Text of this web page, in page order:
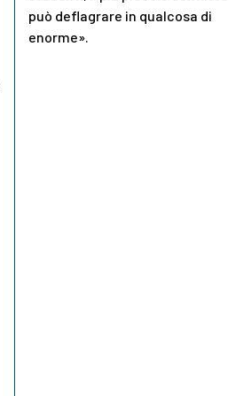
può deflagrare in qualcosa di
enorme».